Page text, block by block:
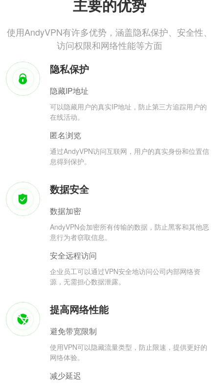
主要的优势
使用AndyVPN有许多优势，涵盖隐私保护、安全性、
访问权限和网络性能等方面
隐私保护
隐藏IP地址
可以隐藏用户的真实IP地址，防止第三方追踪用户的
在线活动。
匿名浏览
通过AndyVPN访问互联网，用户的真实身份和位置信
息得到保护。
数据安全
数据加密
AndyVPN会加密所有传输的数据，防止黑客和其他恶
意行为者窃取信息。
安全远程访问
企业员工可以通过VPN安全地访问公司内部网络资
源，无需担心数据泄露。
提高网络性能
避免带宽限制
使用VPN可以隐藏流量类型，防止限速，提供更好的
网络体验。
减少延迟